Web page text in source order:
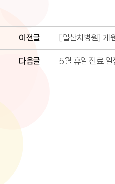
이전글 [일산차병원] 개
다음글 5월 휴일 진료 일